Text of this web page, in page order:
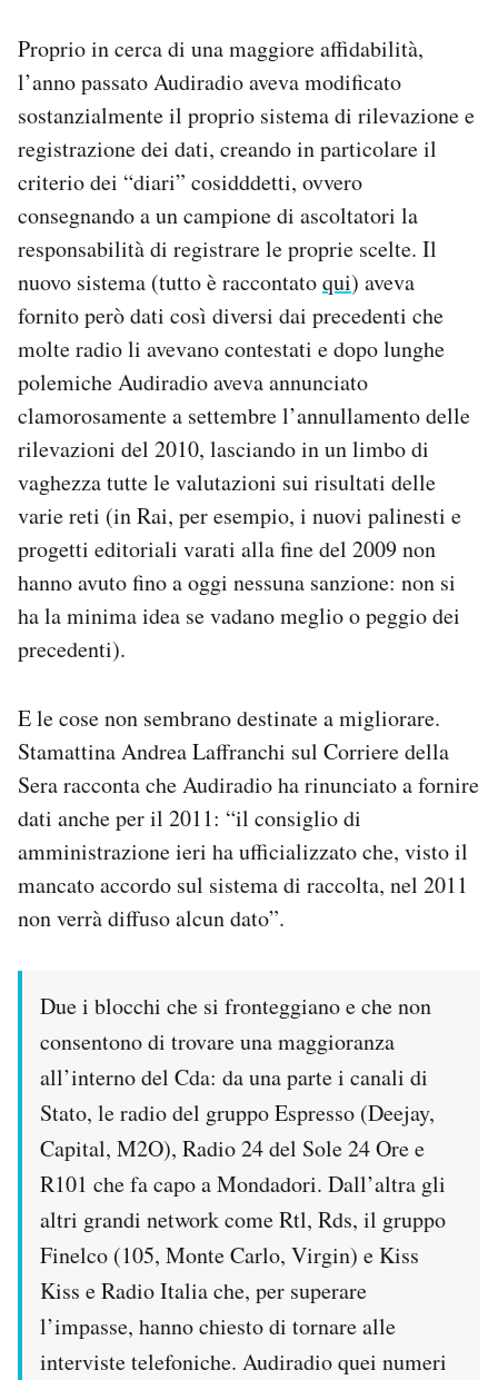
Proprio in cerca di una maggiore affidabilità,
l’anno passato Audiradio aveva modificato
sostanzialmente il proprio sistema di rilevazione e
registrazione dei dati, creando in particolare il
criterio dei “diari” cosidddetti, ovvero
consegnando a un campione di ascoltatori la
responsabilità di registrare le proprie scelte. Il
nuovo sistema (tutto è raccontatoqui) aveva
fornito però dati così diversi dai precedenti che
molte radio li avevano contestati e dopo lunghe
polemiche Audiradio aveva annunciato
clamorosamente a settembre l’annullamento delle
rilevazioni del 2010, lasciando in un limbo di
vaghezza tutte le valutazioni sui risultati delle
varie reti (in Rai, per esempio, i nuovi palinesti e
progetti editoriali varati alla fine del 2009 non
hanno avuto fino a oggi nessuna sanzione: non si
ha la minima idea se vadano meglio o peggio dei
precedenti).
E le cose non sembrano destinate a migliorare.
Stamattina Andrea Laffranchi sul Corriere della
Sera racconta che Audiradio ha rinunciato a fornire
dati anche per il 2011: “il consiglio di
amministrazione ieri ha ufficializzato che, visto il
mancato accordo sul sistema di raccolta, nel 2011
non verrà diffuso alcun dato”.
Due i blocchi che si fronteggiano e che non
consentono di trovare una maggioranza
all’interno del Cda: da una parte i canali di
Stato, le radio del gruppo Espresso (Deejay,
Capital, M2O), Radio 24 del Sole 24 Ore e
R101 che fa capo a Mondadori. Dall’altra gli
altri grandi network come Rtl, Rds, il gruppo
Finelco (105, Monte Carlo, Virgin) e Kiss
Kiss e Radio Italia che, per superare
l’impasse, hanno chiesto di tornare alle
interviste telefoniche. Audiradio quei numeri